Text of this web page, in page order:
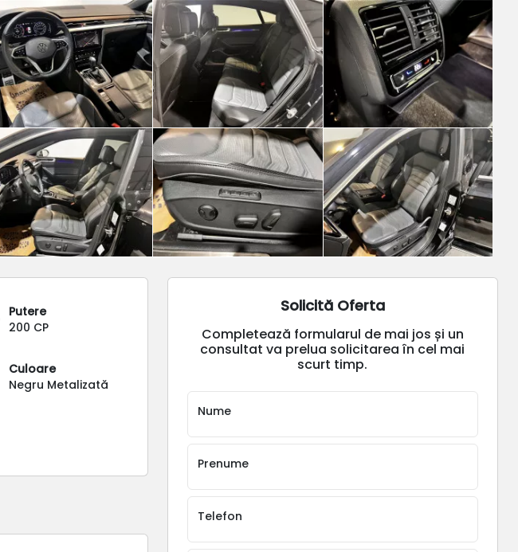
Putere
200 CP
Culoare
Negru Metalizată
Solicită Oferta
Completează formularul de mai jos și un
consultat va prelua solicitarea în cel mai
scurt timp.
Nume
Prenume
Telefon